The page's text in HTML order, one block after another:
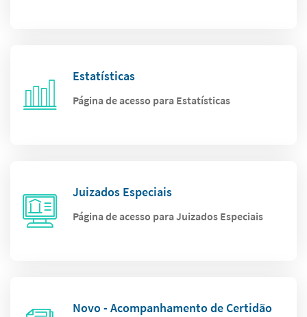
Estatísticas
Página de acesso para Estatísticas
Juizados Especiais
Página de acesso para Juizados Especiais
Novo - Acompanhamento de Certidão